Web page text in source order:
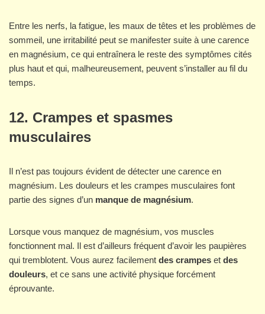
Entre les nerfs, la fatigue, les maux de têtes et les problèmes de
sommeil, une irritabilité peut se manifester suite à une carence
en magnésium, ce qui entraînera le reste des symptômes cités
plus haut et qui, malheureusement, peuvent s’installer au fil du
temps.
12. Crampes et spasmes
musculaires
Il n’est pas toujours évident de détecter une carence en
magnésium. Les douleurs et les crampes musculaires font
partie des signes d’un manque de magnésium.
Lorsque vous manquez de magnésium, vos muscles
fonctionnent mal. Il est d’ailleurs fréquent d’avoir les paupières
qui tremblotent. Vous aurez facilement des crampes et des
douleurs, et ce sans une activité physique forcément
éprouvante.